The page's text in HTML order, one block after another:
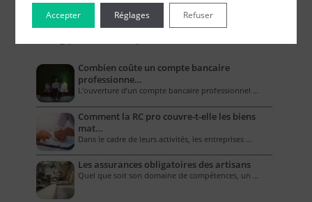
Combien coûte un compte bancaire
professionne…
L’ouverture d’un compte bancaire professionnel …
Comment la RC pro couvre-t-elle les biens
mat…
Dans le cadre de leurs activités, les entreprises …
Les assurances obligatoires des artisans
Quel que soit son domaine de compétences, un …
Accepter Refuser
Réglages